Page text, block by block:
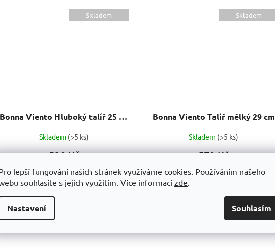
lepší fungování našich stránek využíváme cookies. Používáním našeho
souhlasíte s jejich využitím. Více informací zde.
Nastavení Souhlasím
Skladem
Bonna Viento Hluboký talíř 25 cm coupe
Skladem (>5 ks)
529 Kč
DO KOŠÍKU
Každý kus je ozdoben ručně kreslenými
středomořskými modrými vzory.
Skladem
Bonna Viento Talíř mělký 29 cm
Skladem (>5 ks)
579 Kč
Každý kus je ozdoben ručně kreslenými
středomořskými modrými vzory.